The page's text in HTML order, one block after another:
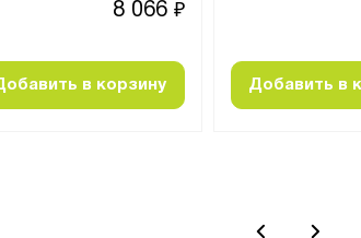
8 066 ₽
в корзину Добавить в